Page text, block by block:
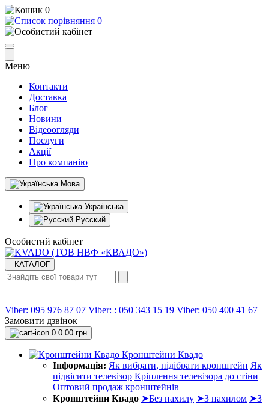
0
0
Меню
Контакти
Доставка
Блог
Новини
Відеоогляди
Послуги
Акції
Про компанію
Мова
Українська
Русский
Особистий кабінет
КАТАЛОГ
Viber: 095 976 87 07 Viber: : 050 343 15 19‬ Viber: 050 400 41 67
Замовити дзвінок
0 0.00 грн
Кронштейни Квадо
Інформація: Як вибрати, підібрати кронштейн Як
підвісити телевізор Кріплення телевізора до стіни
Оптовий продаж кронштейнів
Кронштейни Квадо ➤Без нахилу ➤З нахилом ➤З